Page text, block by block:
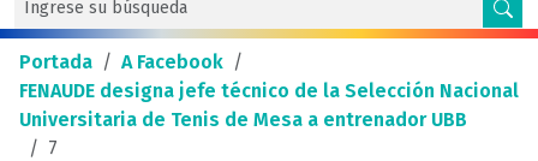
Portada / A Facebook /
FENAUDE designa jefe técnico de la Selección Nacional
Universitaria de Tenis de Mesa a entrenador UBB
/ 7